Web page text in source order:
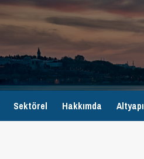
Sektörel Hakkımda Altyapı